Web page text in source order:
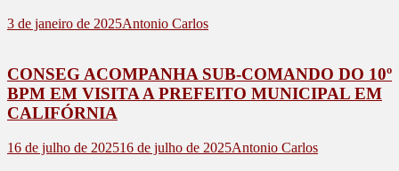
3 de janeiro de 2025Antonio Carlos
CONSEG ACOMPANHA SUB-COMANDO DO 10º
BPM EM VISITA A PREFEITO MUNICIPAL EM
CALIFÓRNIA
16 de julho de 202516 de julho de 2025Antonio Carlos